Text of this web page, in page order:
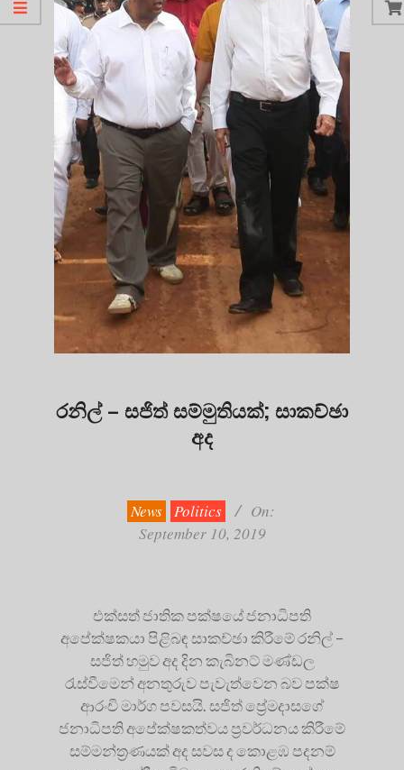
රනිල් – සජිත් සම්මුතියක්; සාකච්ඡා
අද
News Politics
On:
September 10, 2019
එක්සත් ජාතික පක්ෂයේ ජනාධිපති
අපේක්ෂකයා පිළිබඳ සාකච්ඡා කිරීමේ රනිල් –
සජිත් හමුව අද දින කැබිනට් මණ්ඩල
රැස්වීමෙන් අනතුරුව පැවැත්වෙන බව පක්ෂ
ආරංචි මාර්ග පවසයි. සජිත් ප්‍රේමදාසගේ
ජනාධිපති අපේක්ෂකත්වය ප්‍රවර්ධනය කිරීමේ
සම්මන්ත්‍රණයක් අද සවස ද කොළඹ පදනම්